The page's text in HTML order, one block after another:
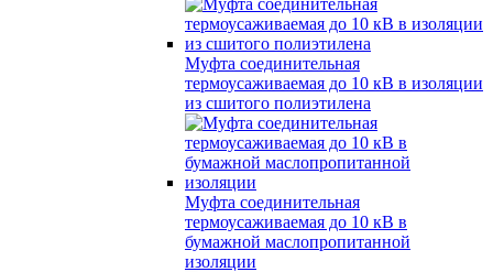
Муфта соединительная
термоусаживаемая до 10 кВ в изоляции
из сшитого полиэтилена
Муфта соединительная
термоусаживаемая до 10 кВ в
бумажной маслопропитанной
изоляции